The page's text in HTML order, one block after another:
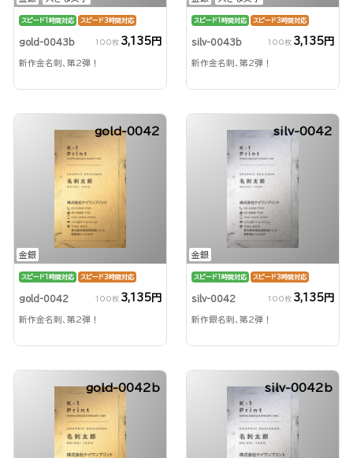
スピード1時間対応 スピード3時間対応
gold-0043b 100枚 3,135円
新作金名刺、第2弾！
スピード1時間対応 スピード3時間対応
silv-0043b 100枚 3,135円
新作金名刺、第2弾！
金銀
gold-0042
スピード1時間対応 スピード3時間対応
gold-0042 100枚 3,135円
新作金名刺、第2弾！
金銀
silv-0042
スピード1時間対応 スピード3時間対応
silv-0042 100枚 3,135円
新作銀名刺、第2弾！
gold-0042b silv-0042b